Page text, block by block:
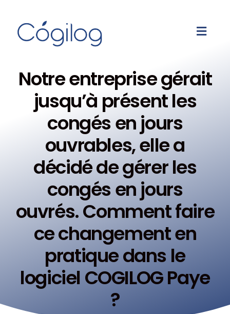
Notre entreprise gérait
jusqu’à présent les
congés en jours
ouvrables, elle a
décidé de gérer les
congés en jours
ouvrés. Comment faire
ce changement en
pratique dans le
logiciel COGILOG Paye
?